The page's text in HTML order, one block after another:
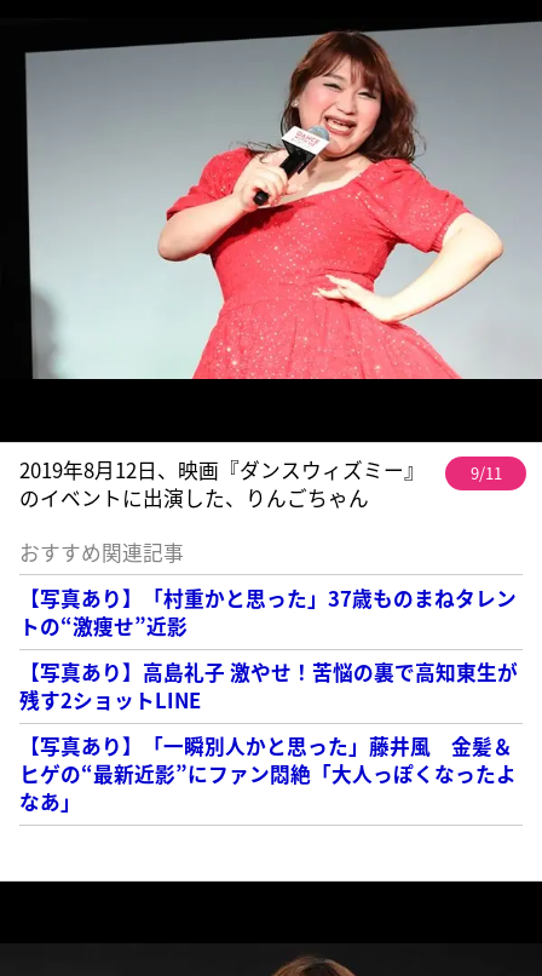
2019年8月12日、映画『ダンスウィズミー』
のイベントに出演した、りんごちゃん
9/11
おすすめ関連記事
【写真あり】「村重かと思った」37歳ものまねタレン
トの“激痩せ”近影
【写真あり】高島礼子 激やせ！苦悩の裏で高知東生が
残す2ショットLINE
【写真あり】「一瞬別人かと思った」藤井風 金髪＆
ヒゲの“最新近影”にファン悶絶「大人っぽくなったよ
なあ」